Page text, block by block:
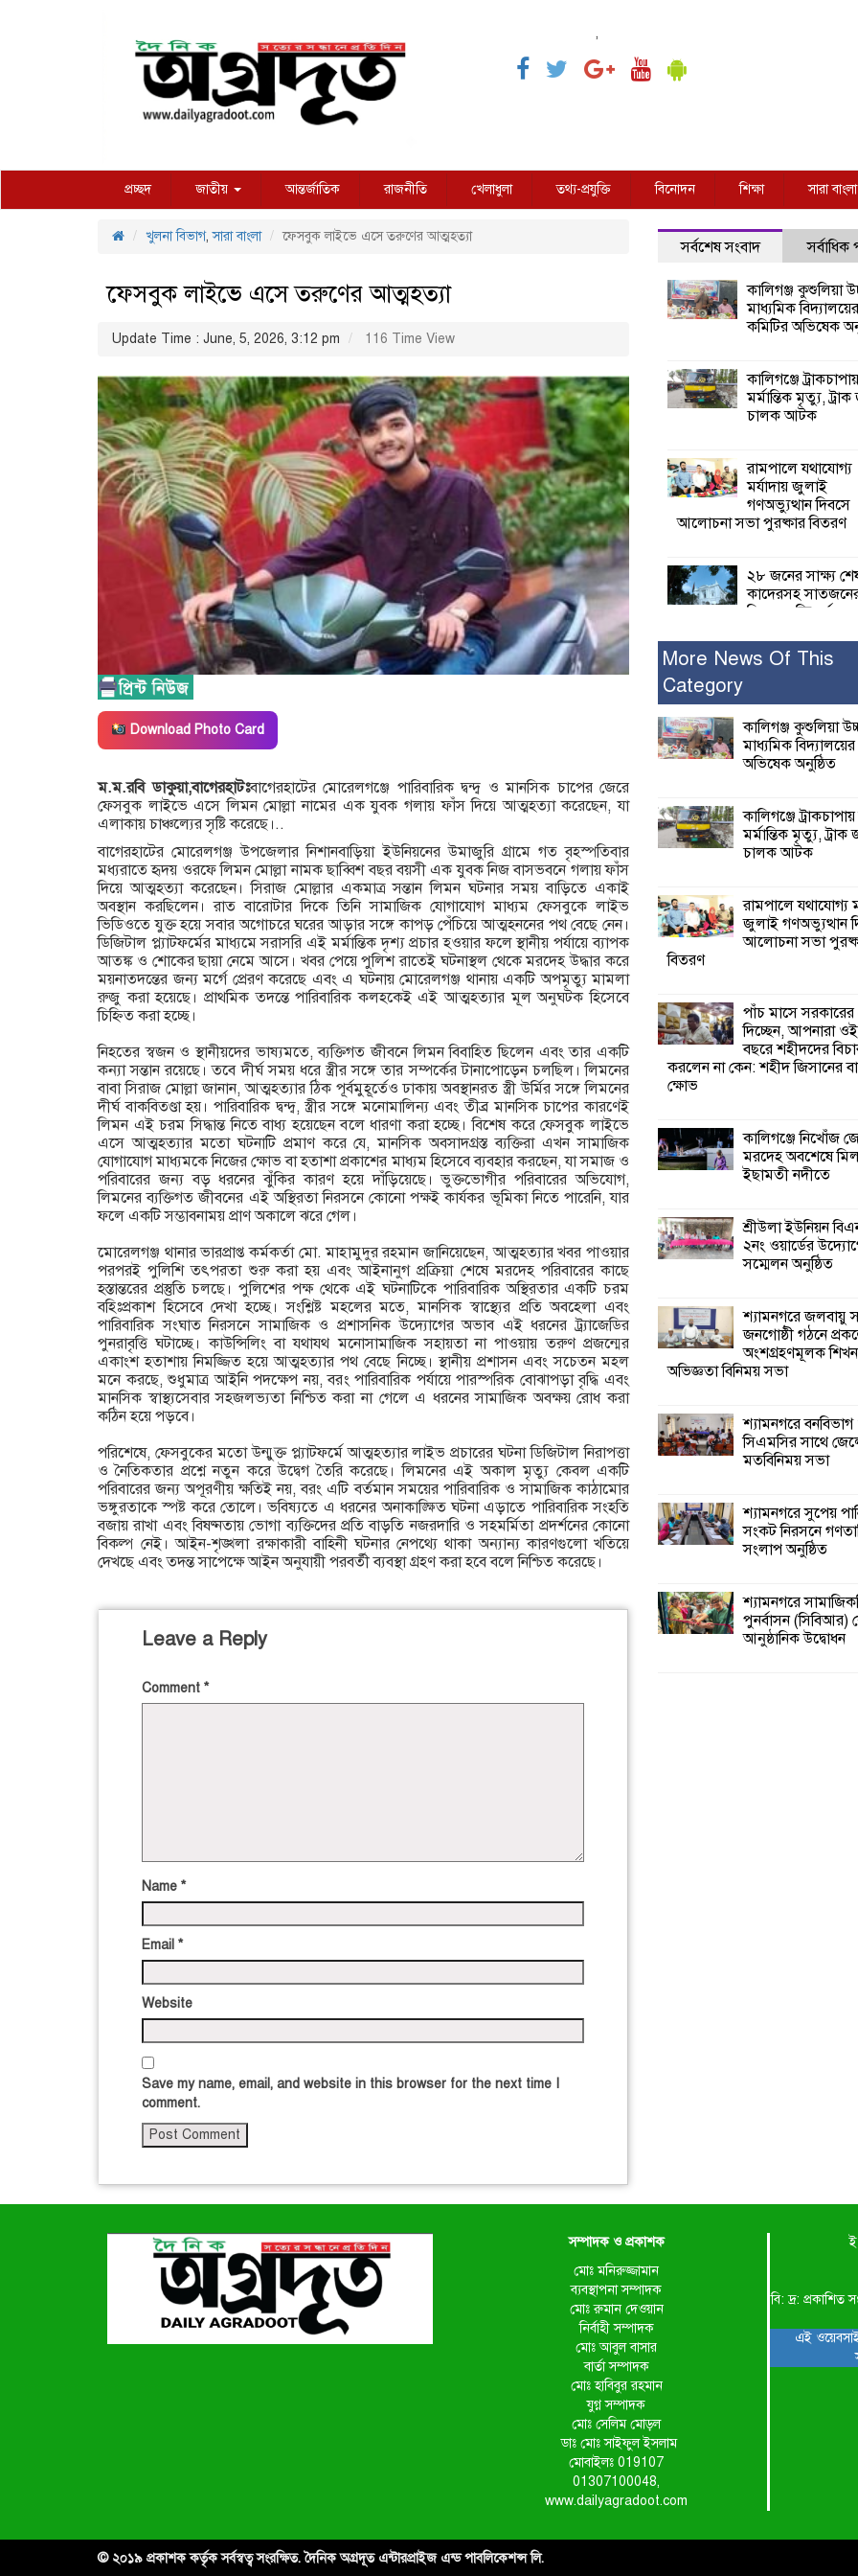
,
প্রচ্ছদ জাতীয় আন্তর্জাতিক রাজনীতি খেলাধুলা তথ্য-প্রযুক্তি বিনোদন শিক্ষা সারা বাংলা
খুলনা বিভাগ,সারা বাংলা ‎ফেসবুক লাইভে এসে তরুণের আত্মহত্যা
‎ফেসবুক লাইভে এসে তরুণের আত্মহত্যা
Update Time : June, 5, 2026, 3:12 pm 116 Time View
Download Photo Card
‎ম.ম.রবি ডাকুয়া,বাগেরহাটঃবাগেরহাটের মোরেলগঞ্জে পারিবারিক দ্বন্দ্ব ও মানসিক চাপের জেরে
ফেসবুক লাইভে এসে লিমন মোল্লা নামের এক যুবক গলায় ফাঁস দিয়ে আত্মহত্যা করেছেন, যা
এলাকায় চাঞ্চল্যের সৃষ্টি করেছে।..
‎বাগেরহাটের মোরেলগঞ্জ উপজেলার নিশানবাড়িয়া ইউনিয়নের উমাজুরি গ্রামে গত বৃহস্পতিবার
মধ্যরাতে হৃদয় ওরফে লিমন মোল্লা নামক ছাব্বিশ বছর বয়সী এক যুবক নিজ বাসভবনে গলায় ফাঁস
দিয়ে আত্মহত্যা করেছেন। সিরাজ মোল্লার একমাত্র সন্তান লিমন ঘটনার সময় বাড়িতে একাই
অবস্থান করছিলেন। রাত বারোটার দিকে তিনি সামাজিক যোগাযোগ মাধ্যম ফেসবুকে লাইভ
ভিডিওতে যুক্ত হয়ে সবার অগোচরে ঘরের আড়ার সঙ্গে কাপড় পেঁচিয়ে আত্মহননের পথ বেছে নেন।
ডিজিটাল প্ল্যাটফর্মের মাধ্যমে সরাসরি এই মর্মান্তিক দৃশ্য প্রচার হওয়ার ফলে স্থানীয় পর্যায়ে ব্যাপক
আতঙ্ক ও শোকের ছায়া নেমে আসে। খবর পেয়ে পুলিশ রাতেই ঘটনাস্থল থেকে মরদেহ উদ্ধার করে
ময়নাতদন্তের জন্য মর্গে প্রেরণ করেছে এবং এ ঘটনায় মোরেলগঞ্জ থানায় একটি অপমৃত্যু মামলা
রুজু করা হয়েছে। প্রাথমিক তদন্তে পারিবারিক কলহকেই এই আত্মহত্যার মূল অনুঘটক হিসেবে
চিহ্নিত করা হচ্ছে।
‎নিহতের স্বজন ও স্থানীয়দের ভাষ্যমতে, ব্যক্তিগত জীবনে লিমন বিবাহিত ছিলেন এবং তার একটি
কন্যা সন্তান রয়েছে। তবে দীর্ঘ সময় ধরে স্ত্রীর সঙ্গে তার সম্পর্কের টানাপোড়েন চলছিল। লিমনের
বাবা সিরাজ মোল্লা জানান, আত্মহত্যার ঠিক পূর্বমুহূর্তেও ঢাকায় অবস্থানরত স্ত্রী উর্মির সঙ্গে লিমনের
দীর্ঘ বাকবিতণ্ডা হয়। পারিবারিক দ্বন্দ্ব, স্ত্রীর সঙ্গে মনোমালিন্য এবং তীব্র মানসিক চাপের কারণেই
লিমন এই চরম সিদ্ধান্ত নিতে বাধ্য হয়েছেন বলে ধারণা করা হচ্ছে। বিশেষ করে ফেসবুক লাইভে
এসে আত্মহত্যার মতো ঘটনাটি প্রমাণ করে যে, মানসিক অবসাদগ্রস্ত ব্যক্তিরা এখন সামাজিক
যোগাযোগ মাধ্যমকে নিজের ক্ষোভ বা হতাশা প্রকাশের মাধ্যম হিসেবে ব্যবহার করছেন, যা সমাজ ও
পরিবারের জন্য বড় ধরনের ঝুঁকির কারণ হয়ে দাঁড়িয়েছে। ভুক্তভোগীর পরিবারের অভিযোগ,
লিমনের ব্যক্তিগত জীবনের এই অস্থিরতা নিরসনে কোনো পক্ষই কার্যকর ভূমিকা নিতে পারেনি, যার
ফলে একটি সম্ভাবনাময় প্রাণ অকালে ঝরে গেল।
‎মোরেলগঞ্জ থানার ভারপ্রাপ্ত কর্মকর্তা মো. মাহামুদুর রহমান জানিয়েছেন, আত্মহত্যার খবর পাওয়ার
পরপরই পুলিশি তৎপরতা শুরু করা হয় এবং আইনানুগ প্রক্রিয়া শেষে মরদেহ পরিবারের কাছে
হস্তান্তরের প্রস্তুতি চলছে। পুলিশের পক্ষ থেকে এই ঘটনাটিকে পারিবারিক অস্থিরতার একটি চরম
বহিঃপ্রকাশ হিসেবে দেখা হচ্ছে। সংশ্লিষ্ট মহলের মতে, মানসিক স্বাস্থ্যের প্রতি অবহেলা এবং
পারিবারিক সংঘাত নিরসনে সামাজিক ও প্রশাসনিক উদ্যোগের অভাব এই ধরনের ট্র্যাজেডির
পুনরাবৃত্তি ঘটাচ্ছে। কাউন্সিলিং বা যথাযথ মনোসামাজিক সহায়তা না পাওয়ায় তরুণ প্রজন্মের
একাংশ হতাশায় নিমজ্জিত হয়ে আত্মহত্যার পথ বেছে নিচ্ছে। স্থানীয় প্রশাসন এবং সচেতন মহল
মনে করছে, শুধুমাত্র আইনি পদক্ষেপ নয়, বরং পারিবারিক পর্যায়ে পারস্পরিক বোঝাপড়া বৃদ্ধি এবং
মানসিক স্বাস্থ্যসেবার সহজলভ্যতা নিশ্চিত করা না গেলে এ ধরনের সামাজিক অবক্ষয় রোধ করা
কঠিন হয়ে পড়বে।
‎পরিশেষে, ফেসবুকের মতো উন্মুক্ত প্ল্যাটফর্মে আত্মহত্যার লাইভ প্রচারের ঘটনা ডিজিটাল নিরাপত্তা
ও নৈতিকতার প্রশ্নে নতুন করে উদ্বেগ তৈরি করেছে। লিমনের এই অকাল মৃত্যু কেবল একটি
পরিবারের জন্য অপূরণীয় ক্ষতিই নয়, বরং এটি বর্তমান সময়ের পারিবারিক ও সামাজিক কাঠামোর
ভঙ্গুরতাকে স্পষ্ট করে তোলে। ভবিষ্যতে এ ধরনের অনাকাঙ্ক্ষিত ঘটনা এড়াতে পারিবারিক সংহতি
বজায় রাখা এবং বিষণ্নতায় ভোগা ব্যক্তিদের প্রতি বাড়তি নজরদারি ও সহমর্মিতা প্রদর্শনের কোনো
বিকল্প নেই। আইন-শৃঙ্খলা রক্ষাকারী বাহিনী ঘটনার নেপথ্যে থাকা অন্যান্য কারণগুলো খতিয়ে
দেখছে এবং তদন্ত সাপেক্ষে আইন অনুযায়ী পরবর্তী ব্যবস্থা গ্রহণ করা হবে বলে নিশ্চিত করেছে।
Leave a Reply
Comment *
Name *
Email *
Website
Save my name, email, and website in this browser for the next time I
comment.
সর্বশেষ সংবাদ সর্বাধিক
কালিগঞ্জ কুশুলিয়া
মাধ্যমিক বিদ্যালয়ের
কমিটির অভিষেক
কালিগঞ্জে
মর্মান্তিক মৃত্যু,
চালক আটক
রামপালে যথাযোগ্য
মর্যাদায় জুলাই
গণঅভ্যুত্থান দিবসে
আলোচনা সভা পুরষ্কার বিতরণ
২৮ জনের সাক্ষ্য
কাদেরসহ
বিরুদ্ধে যুক্তিতর্ক
ক্ষতি করেছে
নুরুল হক নুর
পাঁচ মাসে সরকারের
বছরে শহীদদের
করলেন না কেন: শহীদ জিসানের
ক্ষোভ
কালিগঞ্জে নিখোঁজ
মরদেহ অবশেষে
ইছামতী নদীতে
২নং ওয়ার্ডের
কর্মী সম্মেলন
শ্যামনগরে জলবায়ু
শিখন ও অভিজ্ঞতা বিনিময় সভা
শ্যামনগরে বনবিভাগ
মতবিনিময় সভা
More News Of This
Category
কালিগঞ্জ কুশুলিয়া
মাধ্যমিক
অভিষেক অনুষ্ঠিত
কালিগঞ্জে
মর্মান্তিক মৃত্যু, ট্রাক
চালক আটক
রামপালে যথাযোগ্য
জুলাই গণঅভ্যুত্থান
আলোচনা সভা
বিতরণ
পাঁচ মাসে
দিচ্ছেন, আপনারা
বছরে শহীদদের
করলেন না কেন: শহীদ জিসানের
ক্ষোভ
কালিগঞ্জে নিখোঁজ
মরদেহ অবশেষে
ইছামতী নদীতে
শ্রীউলা ইউনিয়ন
২নং ওয়ার্ডের
সম্মেলন অনুষ্ঠিত
শ্যামনগরে জলবায়ু
জনগোষ্ঠী গঠনে
অংশগ্রহণমূলক
অভিজ্ঞতা বিনিময় সভা
শ্যামনগরে
সিএমসির সাথে
মতবিনিময় সভা
শ্যামনগরে সুপেয়
সংকট নিরসনে
সংলাপ অনুষ্ঠিত
শ্যামনগরে
পুনর্বাসন (সিবিআর)
আনুষ্ঠানিক উদ্বোধন
সম্পাদক ও প্রকাশক
মোঃ মনিরুজ্জামান
ব্যবস্থাপনা সম্পাদক
মোঃ রুমান দেওয়ান
নির্বাহী সম্পাদক
মোঃ আবুল বাসার
বার্তা সম্পাদক
মোঃ হাবিবুর রহমান
যুগ্ন সম্পাদক
মোঃ সেলিম মোড়ল
ডাঃ মোঃ সাইফুল ইসলাম
মোবাইলঃ 019107
01307100048,
www.dailyagradoot.com
বি: দ্র:
এই
© ২০১৯ প্রকাশক কর্তৃক সর্বস্বত্ব সংরক্ষিত. দৈনিক অগ্রদূত এন্টারপ্রাইজ এন্ড পাবলিকেশন্স লি.